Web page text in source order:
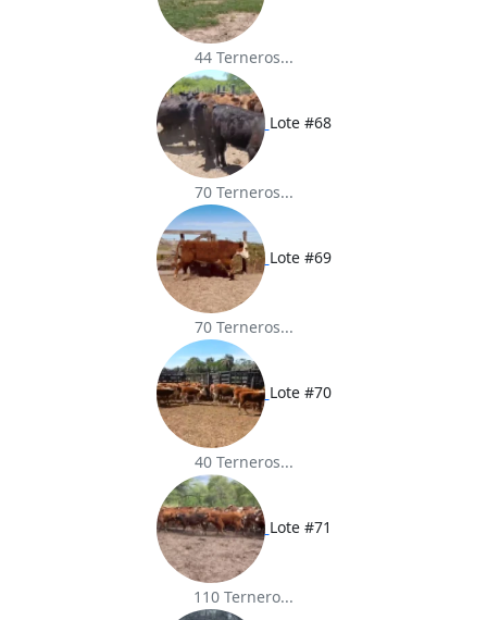
44 Terneros...
Lote #68
70 Terneros...
Lote #69
70 Terneros...
Lote #70
40 Terneros...
Lote #71
110 Ternero...